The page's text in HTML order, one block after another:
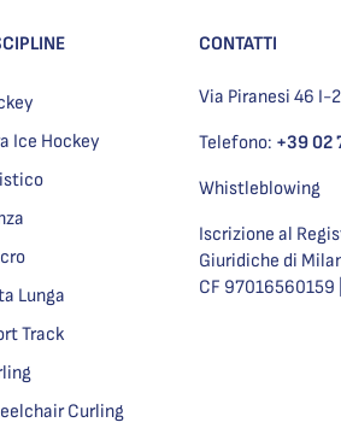
Ice Hockey
Lunga
Track
Curling
CONTATTI
Via Piranesi 46 I-
Telefono: +39 02
Whistleblowing
Iscrizione al
Giuridiche di
CF 97016560159